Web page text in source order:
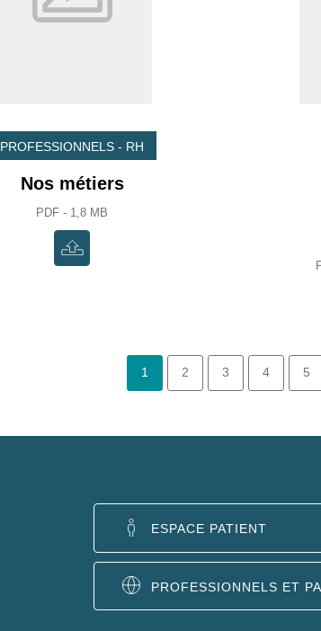
PROFESSIONNELS - RH
Nos métiers
PDF - 1,8 MB
1 2 3 4 5
ESPACE PATIENT
PROFESSIONNELS ET